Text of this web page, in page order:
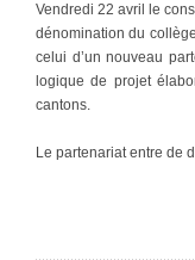
Vendredi 22 avril le
dénomination du
celui d’un nouveau
logique de projet
cantons.
Le partenariat entre de